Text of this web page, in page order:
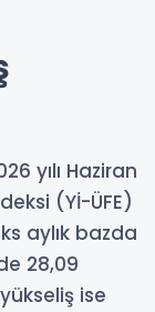
yılı Haziran
(Yİ-ÜFE)
aylık bazda
28,09
ise